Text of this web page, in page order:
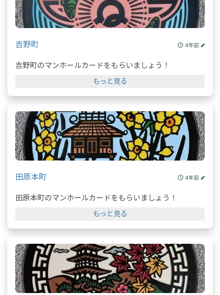
吉野町 4年前
吉野町のマンホールカードをもらいましょう！
もっと見る
田原本町 4年前
田原本町のマンホールカードをもらいましょう！
もっと見る